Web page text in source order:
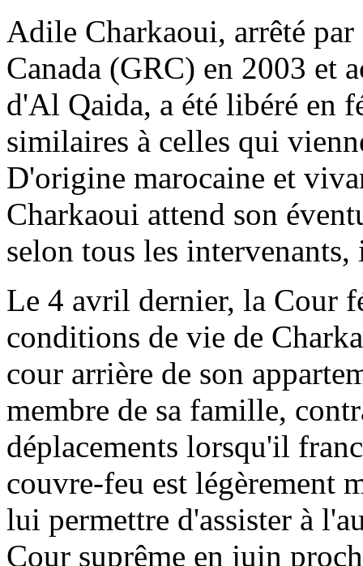
Adile Charkaoui, arrêté
Canada (GRC) en 2003 et
d'Al Qaida, a été libéré en
similaires à celles qui
D'origine marocaine et
Charkaoui attend son
selon tous les
Le 4 avril dernier, la Cour
conditions de vie de
cour arrière de son
membre de sa famille,
déplacements lorsqu'il
couvre-feu est légèrement
lui permettre d'assister à
Cour suprême en juin